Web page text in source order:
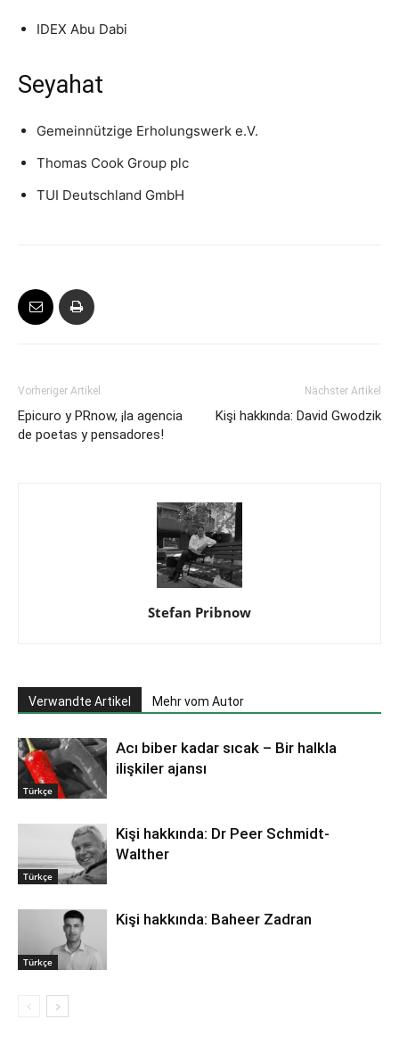
IDEX Abu Dabi
Seyahat
Gemeinnützige Erholungswerk e.V.
Thomas Cook Group plc
TUI Deutschland GmbH
Vorheriger Artikel
Epicuro y PRnow, ¡la agencia
de poetas y pensadores!
Nächster Artikel
Kişi hakkında: David Gwodzik
Stefan Pribnow
Verwandte Artikel Mehr vom Autor
Türkçe
Acı biber kadar sıcak – Bir halkla
ilişkiler ajansı
Türkçe
Kişi hakkında: Dr Peer Schmidt-
Walther
Türkçe
Kişi hakkında: Baheer Zadran